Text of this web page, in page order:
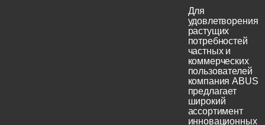
Для
удовлетворения
растущих
потребностей
частных и
коммерческих
пользователей
компания ABUS
предлагает
широкий
ассортимент
инновационных